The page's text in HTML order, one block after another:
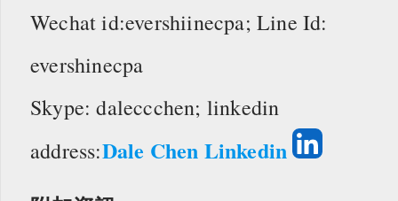
Wechat id:evershiinecpa; Line Id:
evershinecpa
Skype: daleccchen; linkedin
address:Dale Chen Linkedin